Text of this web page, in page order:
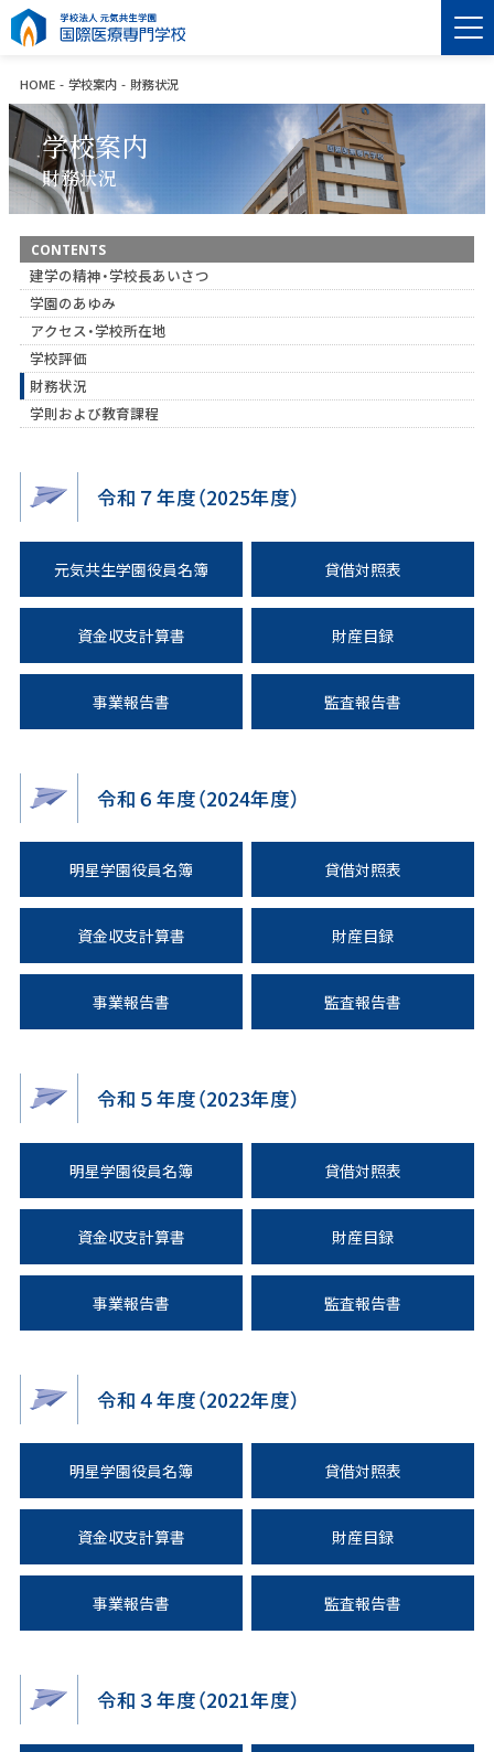
HOME 学校案内 財務状況
学校案内
財務状況
CONTENTS
建学の精神・学校長あいさつ
学園のあゆみ
アクセス・学校所在地
学校評価
財務状況
学則および教育課程
令和７年度（2025年度）
元気共生学園役員名簿 貸借対照表
資金収支計算書 財産目録
事業報告書 監査報告書
令和６年度（2024年度）
明星学園役員名簿 貸借対照表
資金収支計算書 財産目録
事業報告書 監査報告書
令和５年度（2023年度）
明星学園役員名簿 貸借対照表
資金収支計算書 財産目録
事業報告書 監査報告書
令和４年度（2022年度）
明星学園役員名簿 貸借対照表
資金収支計算書 財産目録
事業報告書 監査報告書
令和３年度（2021年度）